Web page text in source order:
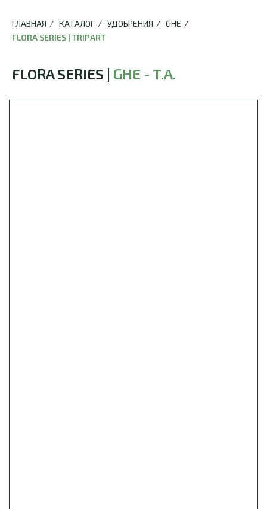
ГЛАВНАЯ / КАТАЛОГ / УДОБРЕНИЯ / GHE /
FLORA SERIES | TRIPART
FLORA SERIES | GHE - T.A.